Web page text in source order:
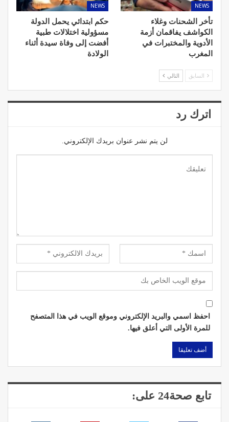
NEWS
تأخر الشحنات وغلاء
الكواشف يفاقمان أزمة
الأدوية والمختبرات في
المغرب
NEWS
حكم ابتدائي يحمل الدولة
مسؤولية اختلالات طبية
أفضت إلى وفاة سيدة أثناء
الولادة
السابق التالي
اترك رد
لن يتم نشر عنوان بريدك الإلكتروني.
احفظ اسمي والبريد الإلكتروني وموقع الويب في هذا المتصفح
للمرة الأولى التي أعلق فيها.
تابع صحة24 على: